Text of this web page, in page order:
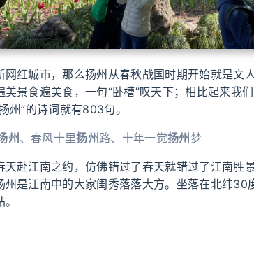
网红城市，那么扬州从春秋战国时期开始就是文
美景食遍美食，一句“卧槽”叹天下；相比起来我
州”的诗词就有803句。
州 、春风十里扬州 路、十年一觉扬州 梦
天赴江南之约，仿佛错过了春天就错过了江南胜
州是江南中的大家闺秀落落大方。坐落在北纬30